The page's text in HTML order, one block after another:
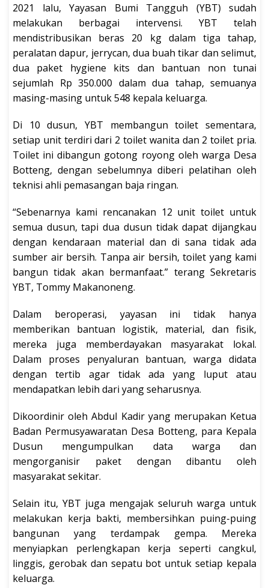
2021 lalu, Yayasan Bumi Tangguh (YBT) sudah
melakukan berbagai intervensi. YBT telah
mendistribusikan beras 20 kg dalam tiga tahap,
peralatan dapur, jerrycan, dua buah tikar dan selimut,
dua paket hygiene kits dan bantuan non tunai
sejumlah Rp 350.000 dalam dua tahap, semuanya
masing-masing untuk 548 kepala keluarga.
Di 10 dusun, YBT membangun toilet sementara,
setiap unit terdiri dari 2 toilet wanita dan 2 toilet pria.
Toilet ini dibangun gotong royong oleh warga Desa
Botteng, dengan sebelumnya diberi pelatihan oleh
teknisi ahli pemasangan baja ringan.
“Sebenarnya kami rencanakan 12 unit toilet untuk
semua dusun, tapi dua dusun tidak dapat dijangkau
dengan kendaraan material dan di sana tidak ada
sumber air bersih. Tanpa air bersih, toilet yang kami
bangun tidak akan bermanfaat.” terang Sekretaris
YBT, Tommy Makanoneng.
Dalam beroperasi, yayasan ini tidak hanya
memberikan bantuan logistik, material, dan fisik,
mereka juga memberdayakan masyarakat lokal.
Dalam proses penyaluran bantuan, warga didata
dengan tertib agar tidak ada yang luput atau
mendapatkan lebih dari yang seharusnya.
Dikoordinir oleh Abdul Kadir yang merupakan Ketua
Badan Permusyawaratan Desa Botteng, para Kepala
Dusun mengumpulkan data warga dan
mengorganisir paket dengan dibantu oleh
masyarakat sekitar.
Selain itu, YBT juga mengajak seluruh warga untuk
melakukan kerja bakti, membersihkan puing-puing
bangunan yang terdampak gempa. Mereka
menyiapkan perlengkapan kerja seperti cangkul,
linggis, gerobak dan sepatu bot untuk setiap kepala
keluarga.